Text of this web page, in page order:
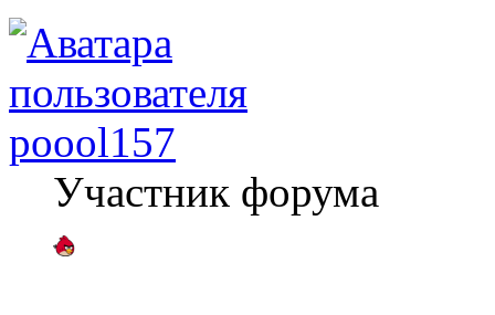
poool157
Участник форума